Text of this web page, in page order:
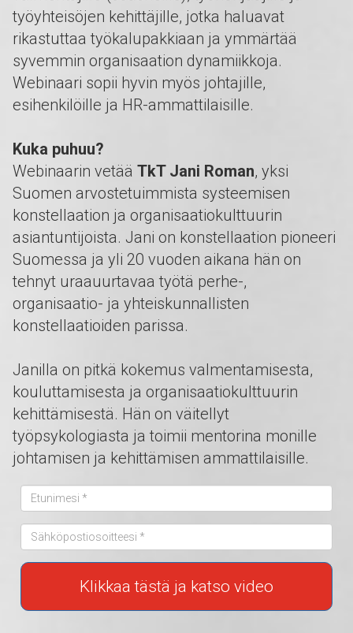
työyhteisöjen kehittäjille, jotka haluavat
rikastuttaa työkalupakkiaan ja ymmärtää
syvemmin organisaation dynamiikkoja.
Webinaari sopii hyvin myös johtajille,
esihenkilöille ja HR-ammattilaisille.
Kuka puhuu?
Webinaarin vetää TkT Jani Roman, yksi
Suomen arvostetuimmista systeemisen
konstellaation ja organisaatiokulttuurin
asiantuntijoista. Jani on konstellaation pioneeri
Suomessa ja yli 20 vuoden aikana hän on
tehnyt uraauurtavaa työtä perhe-,
organisaatio- ja yhteiskunnallisten
konstellaatioiden parissa.
Janilla on pitkä kokemus valmentamisesta,
kouluttamisesta ja organisaatiokulttuurin
kehittämisestä. Hän on väitellyt
työpsykologiasta ja toimii mentorina monille
johtamisen ja kehittämisen ammattilaisille.
Klikkaa tästä ja katso video